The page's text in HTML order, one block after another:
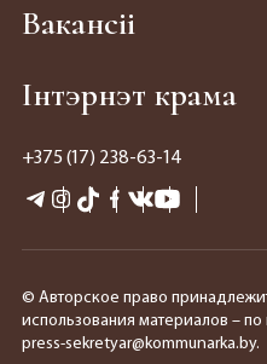
Вакансіі
Інтэрнэт крама
+375 (17) 238-63-14
© Авторское право
использования материалов –
press-sekretyar@kommunarka.by.